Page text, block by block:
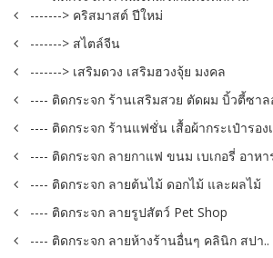
-------> คริสมาสต์ ปีใหม่
-------> สไตล์จีน
-------> เสริมดวง เสริมฮวงจุ้ย มงคล
---- ติดกระจก ร้านเสริมสวย ตัดผม บิ้วตี้ซา
---- ติดกระจก ร้านแฟชั่น เสื้อผ้ากระเป๋ารอง
---- ติดกระจก ลายกาแฟ ขนม เบเกอรี่ อาหา
---- ติดกระจก ลายต้นไม้ ดอกไม้ และผลไม้
---- ติดกระจก ลายรูปสัตว์ Pet Shop
---- ติดกระจก ลายห้างร้านอื่นๆ คลินิก สปา..